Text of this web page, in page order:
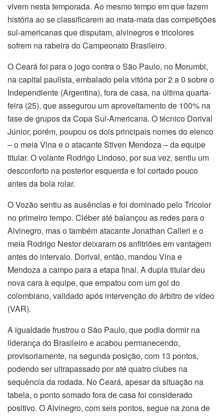
vivem nesta temporada. Ao mesmo tempo em que fazem
história ao se classificarem ao mata-mata das competições
sul-americanas que disputam, alvinegros e tricolores
sofrem na rabeira do Campeonato Brasileiro.
O Ceará foi para o jogo contra o São Paulo, no Morumbi,
na capital paulista, embalado pela vitória por 2 a 0 sobre o
Independiente (Argentina), fora de casa, na última quarta-
feira (25), que assegurou um aproveitamento de 100% na
fase de grupos da Copa Sul-Americana. O técnico Dorival
Júnior, porém, poupou os dois principais nomes do elenco
– o meia Vina e o atacante Stiven Mendoza – da equipe
titular. O volante Rodrigo Lindoso, por sua vez, sentiu um
desconforto na posterior esquerda e foi cortado pouco
antes da bola rolar.
O Vozão sentiu as ausências e foi dominado pelo Tricolor
no primeiro tempo. Cléber até balançou as redes para o
Alvinegro, mas o também atacante Jonathan Calleri e o
meia Rodrigo Nestor deixaram os anfitriões em vantagem
antes do intervalo. Dorival, então, mandou Vina e
Mendoza a campo para a etapa final. A dupla titular deu
nova cara à equipe, que empatou com um gol do
colombiano, validado após intervenção do árbitro de vídeo
(VAR).
A igualdade frustrou o São Paulo, que podia dormir na
liderança do Brasileiro e acabou permanecendo,
provisoriamente, na segunda posição, com 13 pontos,
podendo ser ultrapassado por até quatro clubes na
sequência da rodada. No Ceará, apesar da situação na
tabela, o ponto somado fora de casa foi considerado
positivo. O Alvinegro, com seis pontos, segue na zona de